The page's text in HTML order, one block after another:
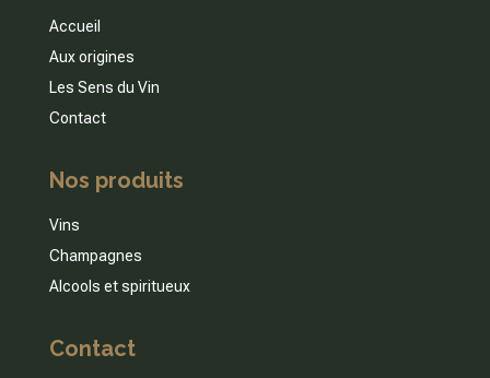
Accueil
Aux origines
Les Sens du Vin
Contact
Nos produits
Vins
Champagnes
Alcools et spiritueux
Contact